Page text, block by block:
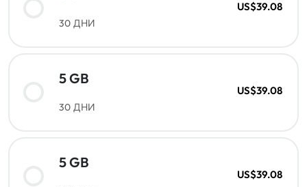
30 ДНИ
US$39.08
5 GB
30 ДНИ
US$39.08
5 GB
US$39.08